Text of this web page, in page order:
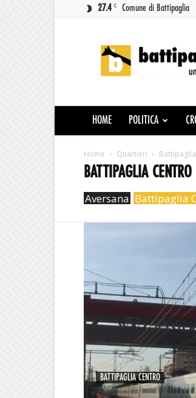
27.4 C Comune di Battipaglia
News
HOME POLITICA
Home Quartieri
BATTIPAGLIA CENTRO
Aversana Battipaglia
BATTIPAGLIA CENTRO